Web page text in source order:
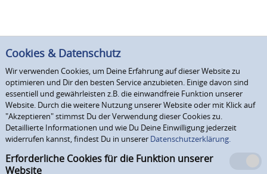
Cookies & Datenschutz
Wir verwenden Cookies, um Deine Erfahrung auf dieser Website zu
optimieren und Dir den besten Service anzubieten. Einige davon sind
essentiell und gewährleisten z.B. die einwandfreie Funktion unserer
Website. Durch die weitere Nutzung unserer Website oder mit Klick auf
"Akzeptieren" stimmst Du der Verwendung dieser Cookies zu.
Detaillierte Informationen und wie Du Deine Einwilligung jederzeit
widerrufen kannst, findest Du in unserer Datenschutzerklärung.
Erforderliche Cookies für die Funktion unserer
Website